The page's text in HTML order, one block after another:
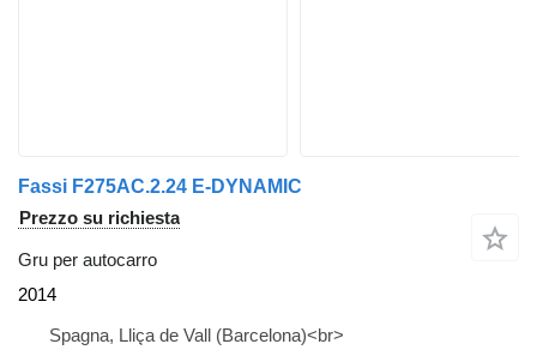
Fassi F275AC.2.24 E-DYNAMIC
Prezzo su richiesta
Gru per autocarro
2014
Spagna, Lliça de Vall (Barcelona)<br>